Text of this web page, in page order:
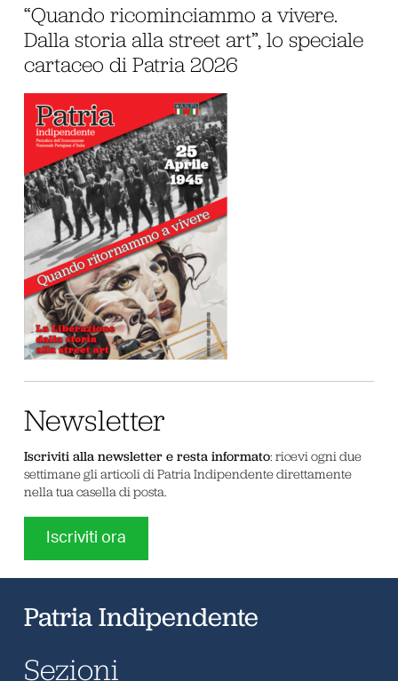
“Quando ricominciammo a vivere.
Dalla storia alla street art”, lo speciale
cartaceo di Patria 2026
Newsletter
Iscriviti alla newsletter e resta informato: ricevi ogni due
settimane gli articoli di Patria Indipendente direttamente
nella tua casella di posta.
Iscriviti ora
Patria Indipendente
Sezioni